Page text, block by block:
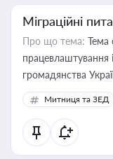
Міграційні
Про що тема: Тема
працевлаштування
громадянства
Митниця та ЗЕД